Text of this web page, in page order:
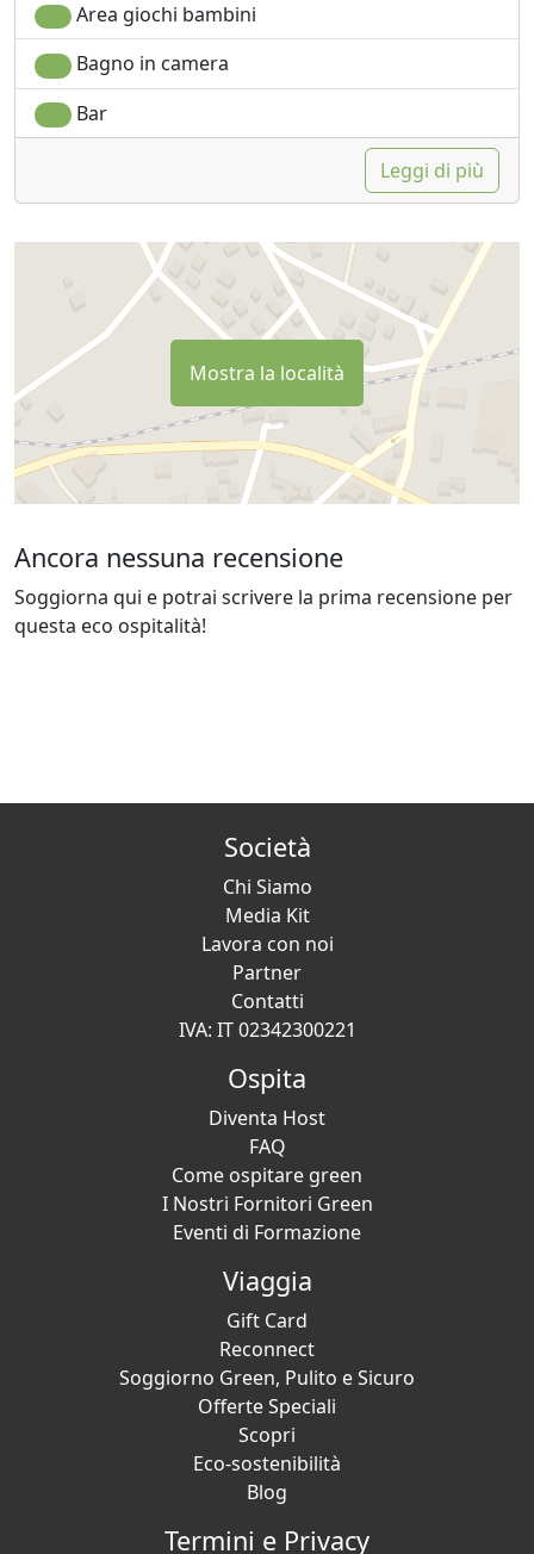
Area giochi bambini
Bagno in camera
Bar
Leggi di più
Mostra la località
Ancora nessuna recensione
Soggiorna qui e potrai scrivere la prima recensione per
questa eco ospitalità!
Società
Chi Siamo
Media Kit
Lavora con noi
Partner
Contatti
IVA: IT 02342300221
Ospita
Diventa Host
FAQ
Come ospitare green
I Nostri Fornitori Green
Eventi di Formazione
Viaggia
Gift Card
Reconnect
Soggiorno Green, Pulito e Sicuro
Offerte Speciali
Scopri
Eco-sostenibilità
Blog
Termini e Privacy